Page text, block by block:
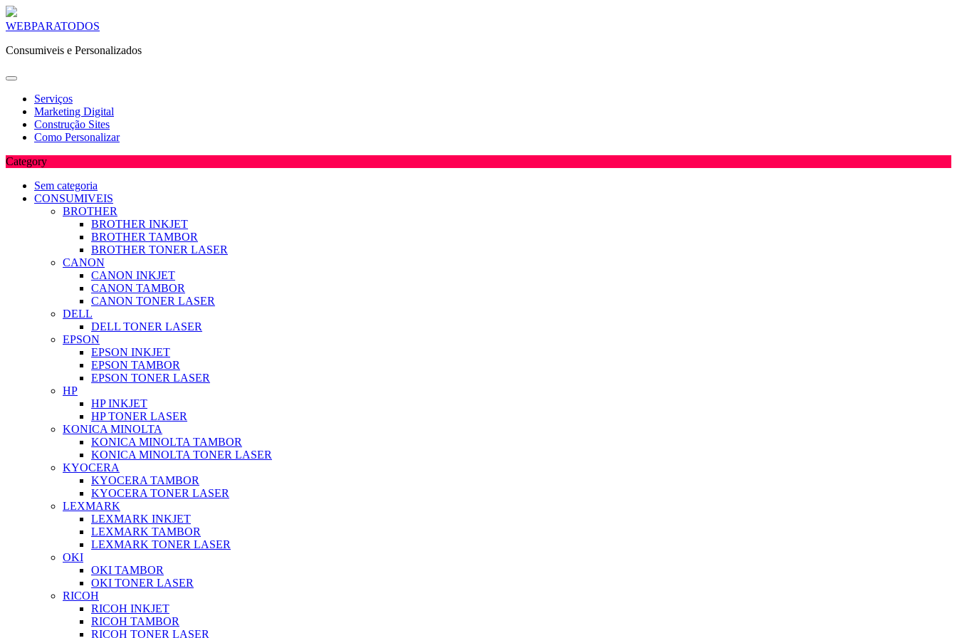
Skip
content
WEBPARATODOS
Consumiveis e Personalizados
Serviços
Marketing Digital
Construção Sites
Como Personalizar
Category
Sem categoria
CONSUMIVEIS
BROTHER
BROTHER INKJET
BROTHER TAMBOR
BROTHER TONER LASER
CANON
CANON INKJET
CANON TAMBOR
CANON TONER LASER
DELL
DELL TONER LASER
EPSON
EPSON INKJET
EPSON TAMBOR
EPSON TONER LASER
HP
HP INKJET
HP TONER LASER
KONICA MINOLTA
KONICA MINOLTA TAMBOR
KONICA MINOLTA TONER LASER
KYOCERA
KYOCERA TAMBOR
KYOCERA TONER LASER
LEXMARK
LEXMARK INKJET
LEXMARK TAMBOR
LEXMARK TONER LASER
OKI
OKI TAMBOR
OKI TONER LASER
RICOH
RICOH INKJET
RICOH TAMBOR
RICOH TONER LASER